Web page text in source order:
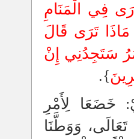
فِي الْمَنَامِ
تَرَى قَالَ
سَتَجِدُنِي إِنْ
}.
خَضَعَا لِأَمْرِ
تَعَالَى، وَوَطَّنَا